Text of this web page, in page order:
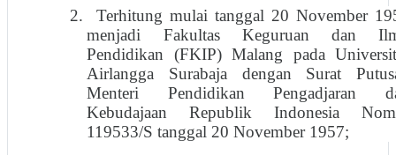
2.
Terhitung mulai tanggal 20 November
menjadi Fakultas Keguruan dan
Pendidikan (FKIP) Malang pada
Airlangga Surabaja dengan Surat
Menteri Pendidikan Pengadjaran
Kebudajaan Republik Indonesia
119533/S tanggal 20 November 1957;